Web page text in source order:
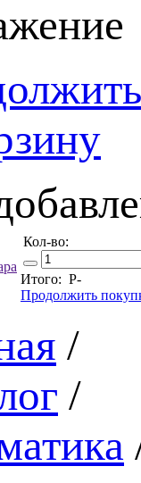
Кол-во:
Итого: Р-
Продолжить
/
/